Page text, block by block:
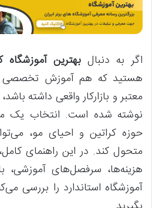
اگر به دنبال بهترین
هستید که هم آموزش تخصصی
معتبر و بازارکار واقعی داشته
نوشته شده است. انتخاب یک
حوزه کراتین و احیای مو،
متحول کند. در این راهنمای
هزینه‌ها، سرفصل‌های آموزشی،
آموزشگاه استاندارد را بررسی